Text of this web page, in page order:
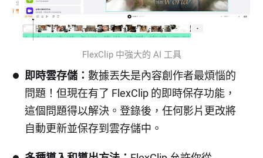
FlexClip 中強大的 AI 工具
即時雲存儲：數據丟失是內容創作者最煩惱的
問題！但現在有了 FlexClip 的即時保存功能，
這個問題得以解決。登錄後，任何影片更改將
自動更新並保存到雲存儲中。